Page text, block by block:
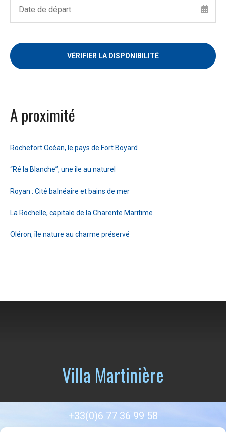
A proximité
Rochefort Océan, le pays de Fort Boyard
“Ré la Blanche”, une île au naturel
Royan : Cité balnéaire et bains de mer
La Rochelle, capitale de la Charente Maritime
Oléron, île nature au charme préservé
Villa Martinière
+33(0)6 77 36 99 58